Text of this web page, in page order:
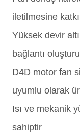
iletilmesine
Yüksek devir
bağlantı
D4D motor fan
uyumlu olarak
Isı ve mekanik
sahiptir